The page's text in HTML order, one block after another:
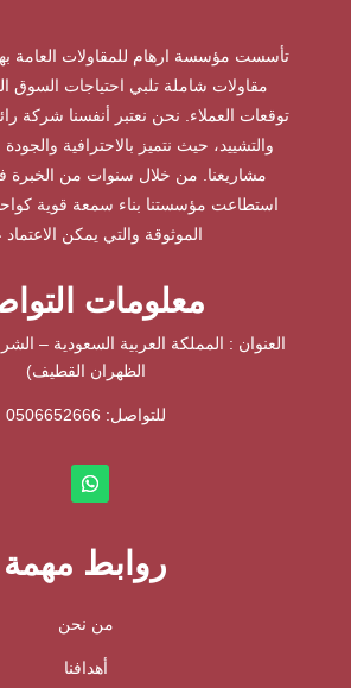
تأسست مؤسسة ارهام للمقاولات العامة
مقاولات شاملة تلبي احتياجات السوق
توقعات العملاء. نحن نعتبر أنفسنا شركة
والتشييد، حيث نتميز بالاحترافية
مشاريعنا. من خلال سنوات من الخبرة
استطاعت مؤسستنا بناء سمعة قوية
الموثوقة والتي يمكن الاعتماد
معلومات
العنوان : المملكة العربية السعودية –
الظهران القطيف)
للتواصل: ⁦ 0506652666
روابط مهمة
من نحن
أهدافنا